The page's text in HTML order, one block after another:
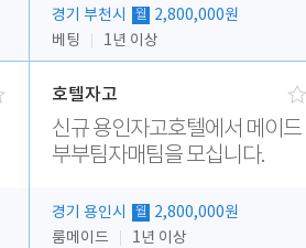
경기 부천시 월
2,800,000원
베팅
1년 이상
호텔자고
신규 용인자고호텔에서 메이드
부부팀자매팀을 모십니다.
경기 용인시 월
2,800,000원
룸메이드
1년 이상